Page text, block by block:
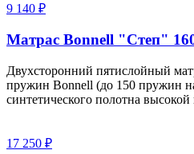
9 140 ₽
Матрас Bonnell "Степ"
Двухсторонний пятислойный
пружин Bonnell (до 150 пружин
синтетического полотна
17 250 ₽